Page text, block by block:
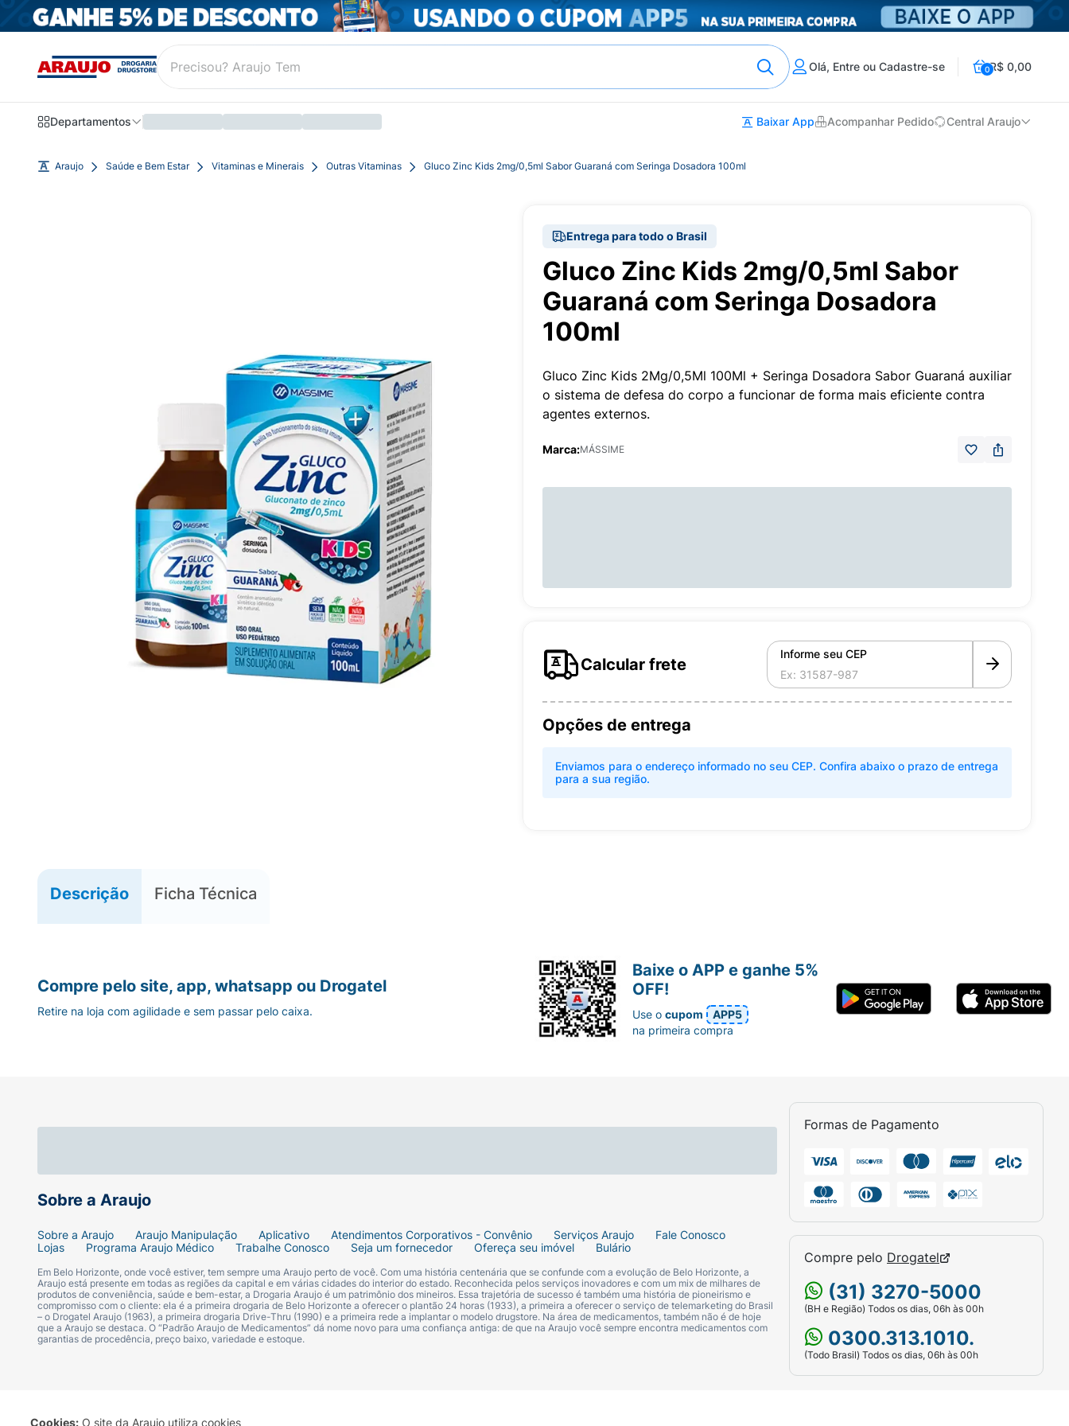
Cookies: O site da Araujo utiliza cookies
Olá, Entre ou Cadastre-se 0R$ 0,00
Departamentos Baixar App Acompanhar Pedido Central Araujo
Araujo Saúde e Bem Estar Vitaminas e Minerais Outras Vitaminas Gluco Zinc Kids 2mg/0,5ml Sabor Guaraná com Seringa Dosadora 100ml
Entrega para todo o Brasil
Gluco Zinc Kids 2mg/0,5ml Sabor
Guaraná com Seringa Dosadora
100ml
Gluco Zinc Kids 2Mg/0,5Ml 100Ml + Seringa Dosadora Sabor Guaraná auxiliar
o sistema de defesa do corpo a funcionar de forma mais eficiente contra
agentes externos.
Marca:MÁSSIME
Calcular frete
Informe seu CEP
Opções de entrega
Enviamos para o endereço informado no seu CEP. Confira abaixo o prazo de entrega
para a sua região.
Descrição Ficha Técnica
Sobre a Araujo
Sobre a Araujo Araujo Manipulação Aplicativo Atendimentos Corporativos - Convênio Serviços Araujo
Fale Conosco
Lojas
Programa Araujo Médico Trabalhe Conosco Seja um fornecedor Ofereça seu imóvel Bulário
Em Belo Horizonte, onde você estiver, tem sempre uma Araujo perto de você. Com uma história centenária que se confunde com a evolução de Belo Horizonte, a
Araujo está presente em todas as regiões da capital e em várias cidades do interior do estado. Reconhecida pelos serviços inovadores e com um mix de milhares de
produtos de conveniência, saúde e bem-estar, a Drogaria Araujo é um patrimônio dos mineiros. Essa trajetória de sucesso é também uma história de pioneirismo e
compromisso com o cliente: ela é a primeira drogaria de Belo Horizonte a oferecer o plantão 24 horas (1933), a primeira a oferecer o serviço de telemarketing do Brasil
– o Drogatel Araujo (1963), a primeira drogaria Drive-Thru (1990) e a primeira rede a implantar o modelo drugstore. Na área de medicamentos, também não é de hoje
que a Araujo se destaca. O “Padrão Araujo de Medicamentos” dá nome novo para uma confiança antiga: de que na Araujo você sempre encontra medicamentos com
garantias de procedência, preço baixo, variedade e estoque.
Formas de Pagamento
Compre pelo Drogatel
(31) 3270-5000
(BH e Região) Todos os dias, 06h às 00h
0300.313.1010.
(Todo Brasil) Todos os dias, 06h às 00h
Compre pelo site, app, whatsapp ou Drogatel
Retire na loja com agilidade e sem passar pelo caixa.
Baixe o APP e ganhe 5%
OFF!
Use ocupom
APP5
na primeira compra